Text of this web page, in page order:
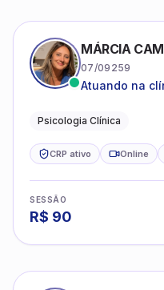
MÁRCIA
07/09259
Atuando na
estruturas,
Psicologia Clínica
CRP ativo Online
SESSÃO
R$ 90